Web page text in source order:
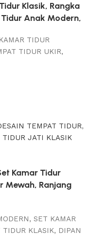
Klasik, Rangka
Anak Modern,
TIDUR
TIDUR UKIR,
TEMPAT TIDUR,
TIDUR JATI KLASIK
Kamar Tidur
Mewah, Ranjang
SET KAMAR
KLASIK, DIPAN